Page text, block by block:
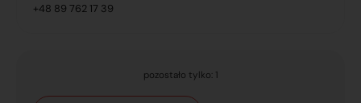
+48 89 762 17 39
pozostało tylko: 1